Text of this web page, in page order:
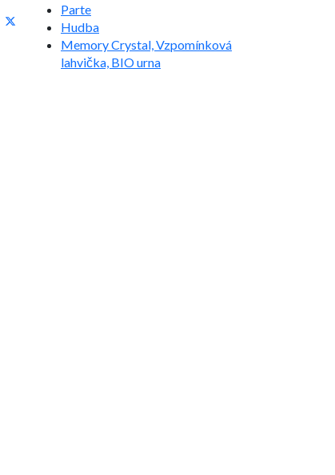
Parte
Hudba
Memory Crystal, Vzpomínková
lahvička, BIO urna